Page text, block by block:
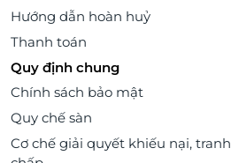
Hướng dẫn hoàn huỷ
Thanh toán
Quy định chung
Chính sách bảo mật
Quy chế sàn
Cơ chế giải quyết khiếu nại, tranh